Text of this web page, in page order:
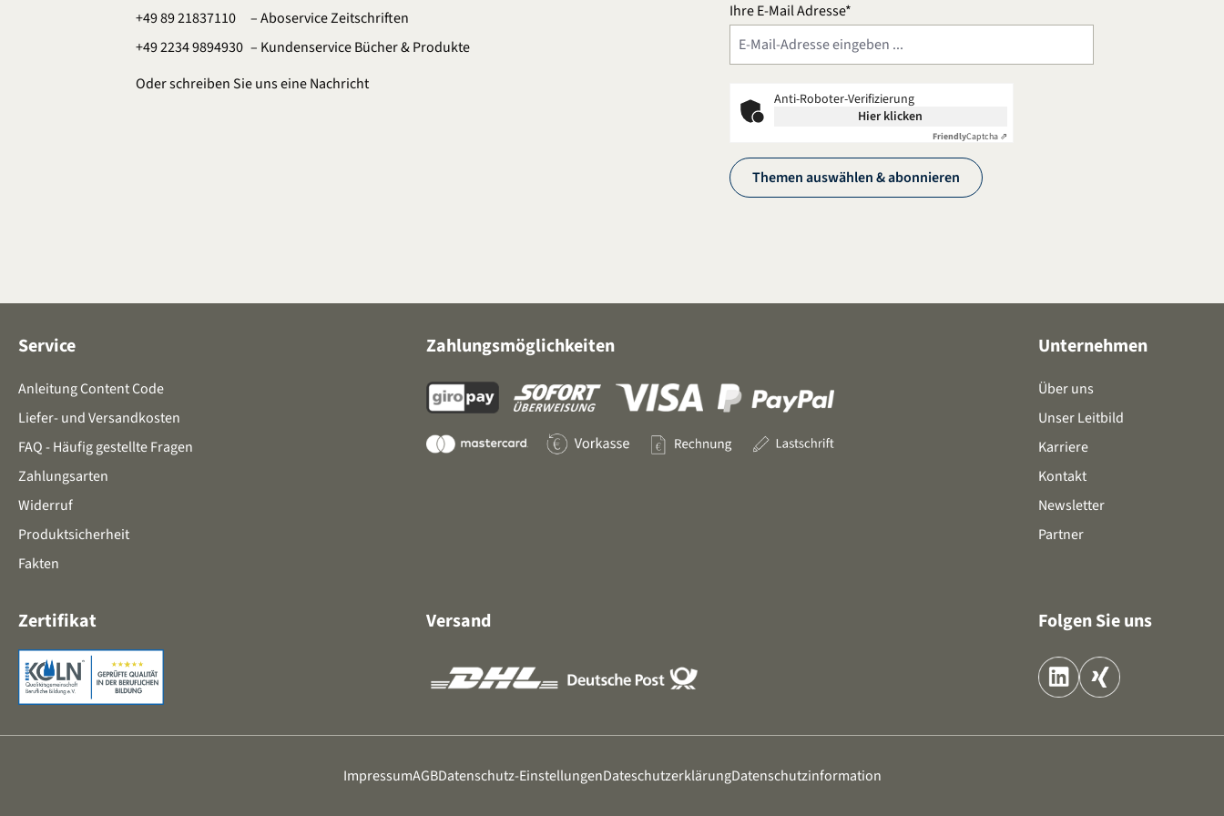
+49 89 21837110
– Aboservice Zeitschriften
+49 2234 9894930 – Kundenservice Bücher & Produkte
Oder schreiben Sie uns eineNachricht
Ihre E-Mail Adresse*
Anti-Roboter-Verifizierung
Hier klicken
FriendlyCaptcha ⇗
Themen auswählen & abonnieren
Service
Anleitung Content Code
Liefer- und Versandkosten
FAQ - Häufig gestellte Fragen
Zahlungsarten
Widerruf
Produktsicherheit
Fakten
Zahlungsmöglichkeiten Unternehmen
Über uns
Unser Leitbild
Karriere
Kontakt
Newsletter
Partner
Zertifikat Versand Folgen Sie uns
ImpressumAGBDatenschutz-EinstellungenDateschutzerklärungDatenschutzinformation